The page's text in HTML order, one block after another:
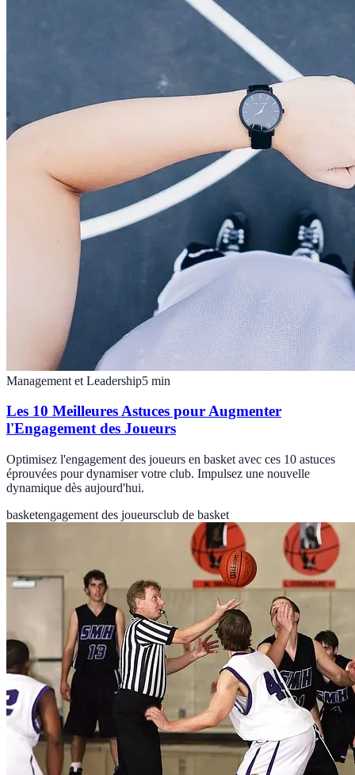
Management et Leadership5 min
Les 10 Meilleures Astuces pour Augmenter
l'Engagement des Joueurs
Optimisez l'engagement des joueurs en basket avec ces 10 astuces
éprouvées pour dynamiser votre club. Impulsez une nouvelle
dynamique dès aujourd'hui.
basketengagement des joueursclub de basket